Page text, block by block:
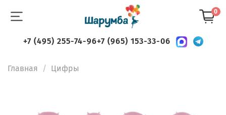
0
+7 (495) 255-74-96+7 (965) 153-33-06
Главная Цифры